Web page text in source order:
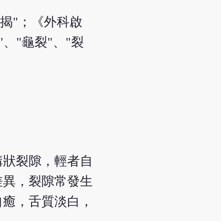
"；《外科啟
"龜裂"、"裂
裂隙，輕者自
，裂隙常發生
，舌質淡白，